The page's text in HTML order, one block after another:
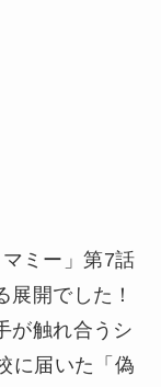
ミー」第7話
開でした！
が触れ合うシ
に届いた「偽